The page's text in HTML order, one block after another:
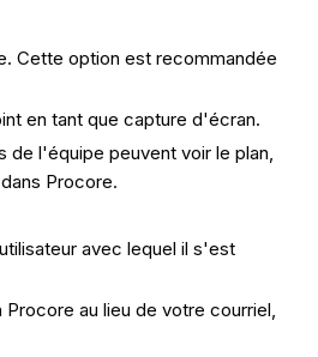
Cette option est recommandée
en tant que capture d'écran.
de l'équipe peuvent voir le plan,
Procore.
avec lequel il s'est
au lieu de votre courriel,